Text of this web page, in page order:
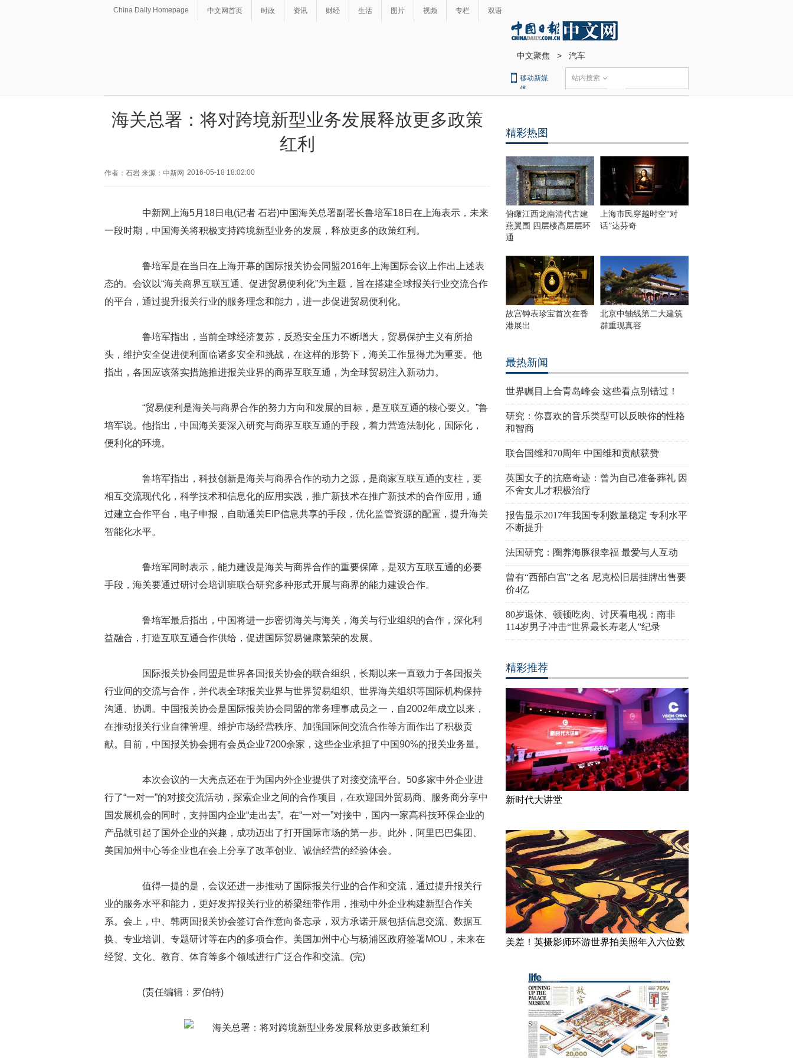
China Daily Homepage 中文网首页 时政 资讯 财经 生活 图片 视频 专栏 双语
中文聚焦 > 汽车
移动新媒
体
站内搜索
海关总署：将对跨境新型业务发展释放更多政策
红利
作者：石岩 来源：中新网 2016-05-18 18:02:00
中新网上海5月18日电(记者 石岩)中国海关总署副署长鲁培军18日在上海表示，未来
一段时期，中国海关将积极支持跨境新型业务的发展，释放更多的政策红利。
鲁培军是在当日在上海开幕的国际报关协会同盟2016年上海国际会议上作出上述表
态的。会议以“海关商界互联互通、促进贸易便利化”为主题，旨在搭建全球报关行业交流合作
的平台，通过提升报关行业的服务理念和能力，进一步促进贸易便利化。
鲁培军指出，当前全球经济复苏，反恐安全压力不断增大，贸易保护主义有所抬
头，维护安全促进便利面临诸多安全和挑战，在这样的形势下，海关工作显得尤为重要。他
指出，各国应该落实措施推进报关业界的商界互联互通，为全球贸易注入新动力。
“贸易便利是海关与商界合作的努力方向和发展的目标，是互联互通的核心要义。”鲁
培军说。他指出，中国海关要深入研究与商界互联互通的手段，着力营造法制化，国际化，
便利化的环境。
鲁培军指出，科技创新是海关与商界合作的动力之源，是商家互联互通的支柱，要
相互交流现代化，科学技术和信息化的应用实践，推广新技术在推广新技术的合作应用，通
过建立合作平台，电子申报，自助通关EIP信息共享的手段，优化监管资源的配置，提升海关
智能化水平。
鲁培军同时表示，能力建设是海关与商界合作的重要保障，是双方互联互通的必要
手段，海关要通过研讨会培训班联合研究多种形式开展与商界的能力建设合作。
鲁培军最后指出，中国将进一步密切海关与海关，海关与行业组织的合作，深化利
益融合，打造互联互通合作供给，促进国际贸易健康繁荣的发展。
国际报关协会同盟是世界各国报关协会的联合组织，长期以来一直致力于各国报关
行业间的交流与合作，并代表全球报关业界与世界贸易组织、世界海关组织等国际机构保持
沟通、协调。中国报关协会是国际报关协会同盟的常务理事成员之一，自2002年成立以来，
在推动报关行业自律管理、维护市场经营秩序、加强国际间交流合作等方面作出了积极贡
献。目前，中国报关协会拥有会员企业7200余家，这些企业承担了中国90%的报关业务量。
本次会议的一大亮点还在于为国内外企业提供了对接交流平台。50多家中外企业进
行了“一对一”的对接交流活动，探索企业之间的合作项目，在欢迎国外贸易商、服务商分享中
国发展机会的同时，支持国内企业“走出去”。在“一对一”对接中，国内一家高科技环保企业的
产品就引起了国外企业的兴趣，成功迈出了打开国际市场的第一步。此外，阿里巴巴集团、
美国加州中心等企业也在会上分享了改革创业、诚信经营的经验体会。
值得一提的是，会议还进一步推动了国际报关行业的合作和交流，通过提升报关行
业的服务水平和能力，更好发挥报关行业的桥梁纽带作用，推动中外企业构建新型合作关
系。会上，中、韩两国报关协会签订合作意向备忘录，双方承诺开展包括信息交流、数据互
换、专业培训、专题研讨等在内的多项合作。美国加州中心与杨浦区政府签署MOU，未来在
经贸、文化、教育、体育等多个领域进行广泛合作和交流。(完)
(责任编辑：罗伯特)
精彩热图
俯瞰江西龙南清代古建
燕翼围 四层楼高层层环
通
上海市民穿越时空“对
话”达芬奇
故宫钟表珍宝首次在香
港展出
北京中轴线第二大建筑
群重现真容
最热新闻
世界瞩目上合青岛峰会 这些看点别错过！
研究：你喜欢的音乐类型可以反映你的性格
和智商
联合国维和70周年 中国维和贡献获赞
英国女子的抗癌奇迹：曾为自己准备葬礼 因
不舍女儿才积极治疗
报告显示2017年我国专利数量稳定 专利水平
不断提升
法国研究：圈养海豚很幸福 最爱与人互动
曾有“西部白宫”之名 尼克松旧居挂牌出售要
价4亿
80岁退休、顿顿吃肉、讨厌看电视：南非
114岁男子冲击“世界最长寿老人”纪录
精彩推荐
新时代大讲堂
美差！英摄影师环游世界拍美照年入六位数